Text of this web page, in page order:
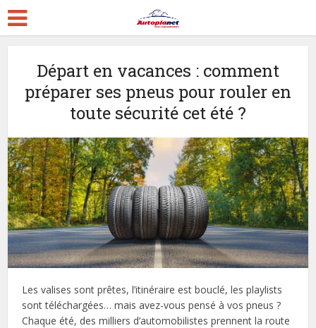
Départ en vacances : comment
préparer ses pneus pour rouler en
toute sécurité cet été ?
Les valises sont prêtes, l’itinéraire est bouclé, les playlists
sont téléchargées… mais avez-vous pensé à vos pneus ?
Chaque été, des milliers d’automobilistes prennent la route